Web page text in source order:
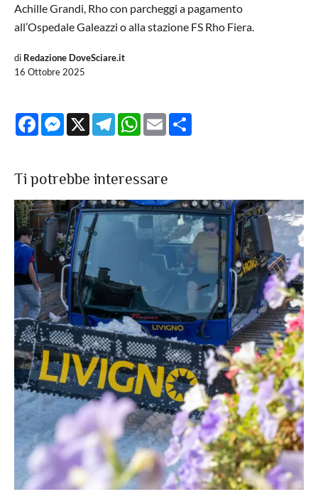
Achille Grandi, Rho con parcheggi a pagamento
all’Ospedale Galeazzi o alla stazione FS Rho Fiera.
di Redazione DoveSciare.it
16 Ottobre 2025
FacebookMessenger
X TelegramWhatsApp
Email
Ti potrebbe interessare